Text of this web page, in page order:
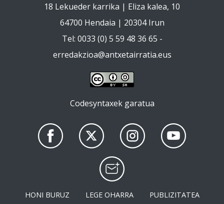
18 Lekueder karrika | Eliza kalea, 10
64700 Hendaia | 20304 Irun
Tel: 0033 (0) 5 59 48 36 65 -
erredakzioa@antxetairratia.eus
Codesyntaxek garatua
HONI BURUZ LEGE OHARRA
PUBLIZITATEA